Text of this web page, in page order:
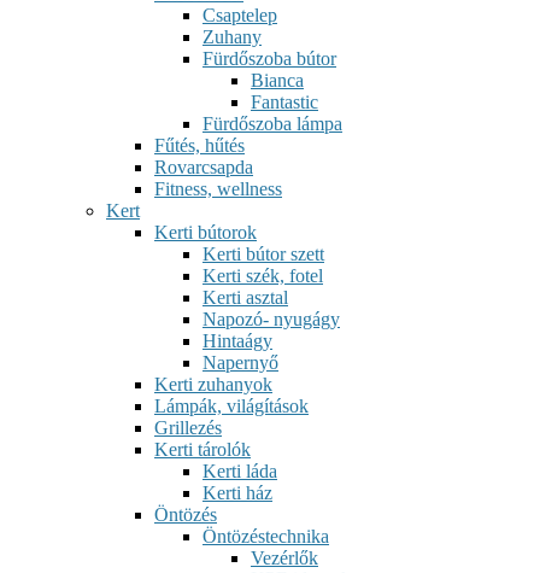
Csaptelep
Zuhany
Fürdőszoba bútor
Bianca
Fantastic
Fürdőszoba lámpa
Fűtés, hűtés
Rovarcsapda
Fitness, wellness
Kert
Kerti bútorok
Kerti bútor szett
Kerti szék, fotel
Kerti asztal
Napozó- nyugágy
Hintaágy
Napernyő
Kerti zuhanyok
Lámpák, világítások
Grillezés
Kerti tárolók
Kerti láda
Kerti ház
Öntözés
Öntözéstechnika
Vezérlők